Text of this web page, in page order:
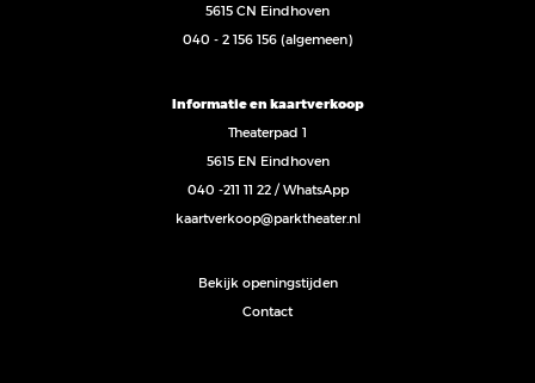
5615 CN Eindhoven
040 - 2 156 156 (algemeen)
Informatie en kaartverkoop
Theaterpad 1
5615 EN Eindhoven
040 -211 11 22/WhatsApp
kaartverkoop@parktheater.nl
Bekijk openingstijden
Contact